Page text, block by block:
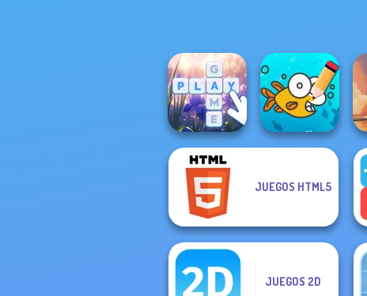
Bubble Letters
Cute Coloring
JUEGOS HTML5
JUEGOS 2D